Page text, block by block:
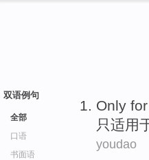
双语例句
全部
口语
书面语
Only for
只适用
youdao